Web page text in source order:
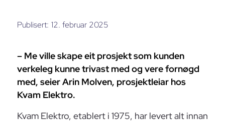
Publisert: 12. februar 2025
– Me ville skape eit prosjekt som kunden
verkeleg kunne trivast med og vere fornøgd
med, seier Arin Molven, prosjektleiar hos
Kvam Elektro.
Kvam Elektro, etablert i 1975, har levert alt innan